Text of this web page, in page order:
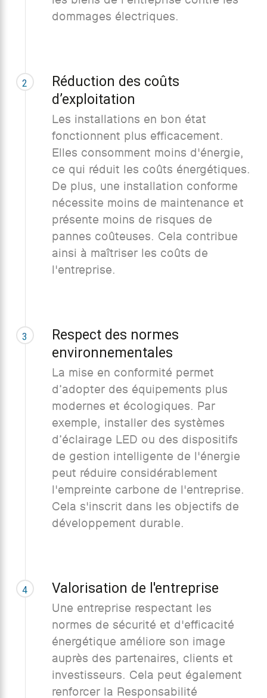
dommages électriques.
2
Réduction des coûts
d’exploitation
Les installations en bon état
fonctionnent plus efficacement.
Elles consomment moins d'énergie,
ce qui réduit les coûts énergétiques.
De plus, une installation conforme
nécessite moins de maintenance et
présente moins de risques de
pannes coûteuses. Cela contribue
ainsi à maîtriser les coûts de
l'entreprise.
3
Respect des normes
environnementales
La mise en conformité permet
d’adopter des équipements plus
modernes et écologiques. Par
exemple, installer des systèmes
d’éclairage LED ou des dispositifs
de gestion intelligente de l'énergie
peut réduire considérablement
l'empreinte carbone de l'entreprise.
Cela s'inscrit dans les objectifs de
développement durable.
4 Valorisation de l'entreprise
Une entreprise respectant les
normes de sécurité et d'efficacité
énergétique améliore son image
auprès des partenaires, clients et
investisseurs. Cela peut également
renforcer la Responsabilité